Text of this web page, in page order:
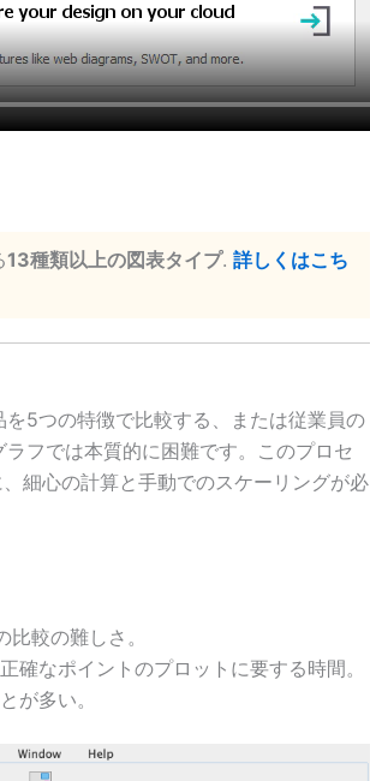
13種類以上の図表タイプ.詳しくはこち
5つの特徴で比較する、または従業員の
フでは本質的に困難です。このプロセ
細心の計算と手動でのスケーリングが必
較の難しさ。
確なポイントのプロットに要する時間。
が多い。